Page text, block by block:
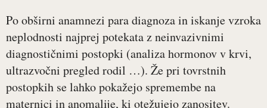
Po obširni anamnezi para diagnoza in iskanje vzroka
neplodnosti najprej potekata z neinvazivnimi
diagnostičnimi postopki (analiza hormonov v krvi,
ultrazvočni pregled rodil …). Že pri tovrstnih
postopkih se lahko pokažejo spremembe na
maternici in anomalije, ki otežujejo zanositev.